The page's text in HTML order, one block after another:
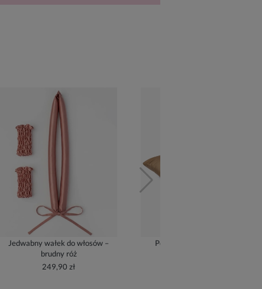
Jedwabny wałek do włosów –
brudny róż
249,90 zł
Poszewka jedwabna – złoty